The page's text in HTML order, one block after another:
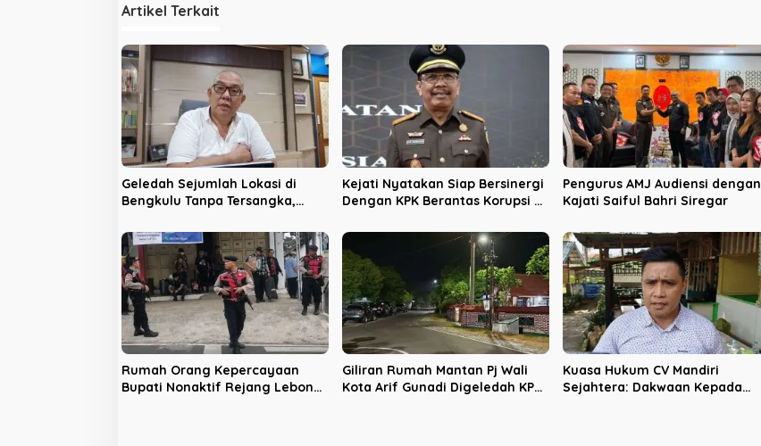
g
a
s
i
p
o
s
Artikel Terkait
Geledah Sejumlah Lokasi di
Bengkulu Tanpa Tersangka,
Kejati Nyatakan Siap Bersinergi
Dengan KPK Berantas Korupsi di
Pengurus AMJ Audiensi dengan
Kajati Saiful Bahri Siregar
Rumah Orang Kepercayaan
Bupati Nonaktif Rejang Lebong
Giliran Rumah Mantan Pj Wali
Kota Arif Gunadi Digeledah KPK,
Kuasa Hukum CV Mandiri
Sejahtera: Dakwaan Kepada